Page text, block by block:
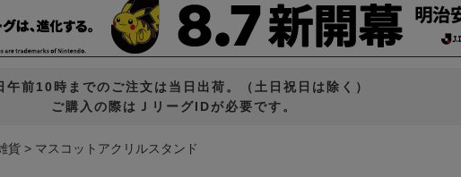
午前10時までのご注文は当日出荷。（土日祝日は除く）
ご購入の際はＪリーグIDが必要です。
貨 マスコットアクリルスタンド